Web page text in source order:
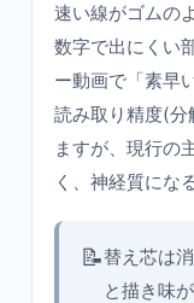
速い線がゴムの
数字で出にくい
ー動画で「素早
読み取り精度(分
ますが、現行の
く、神経質にな
📝替え芯は
と描き味